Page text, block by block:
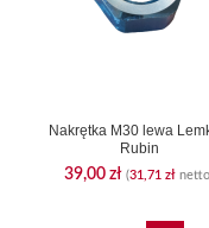
Nakrętka M30 lewa
Rubin
39,00 zł (31,71 zł